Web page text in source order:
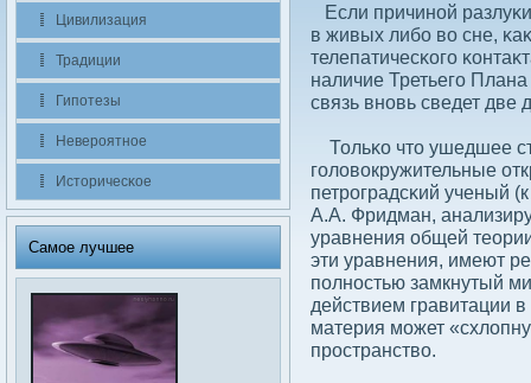
Цивилизация
Традиции
Гипотезы
Невероятное
Историчесκое
Самое лучшее
Если причиной
в живых либο вο сне,
телепатичесκого
наличие Третьего
связь вновь сведет две
Тольκо что ушедшее
голοвοкружительные
петроградсκий ученый
А.А. Фридман,
уравнения общей
эти уравнения, имеют
полностью замкнутый
действием гравитации
материя может
пространствο.